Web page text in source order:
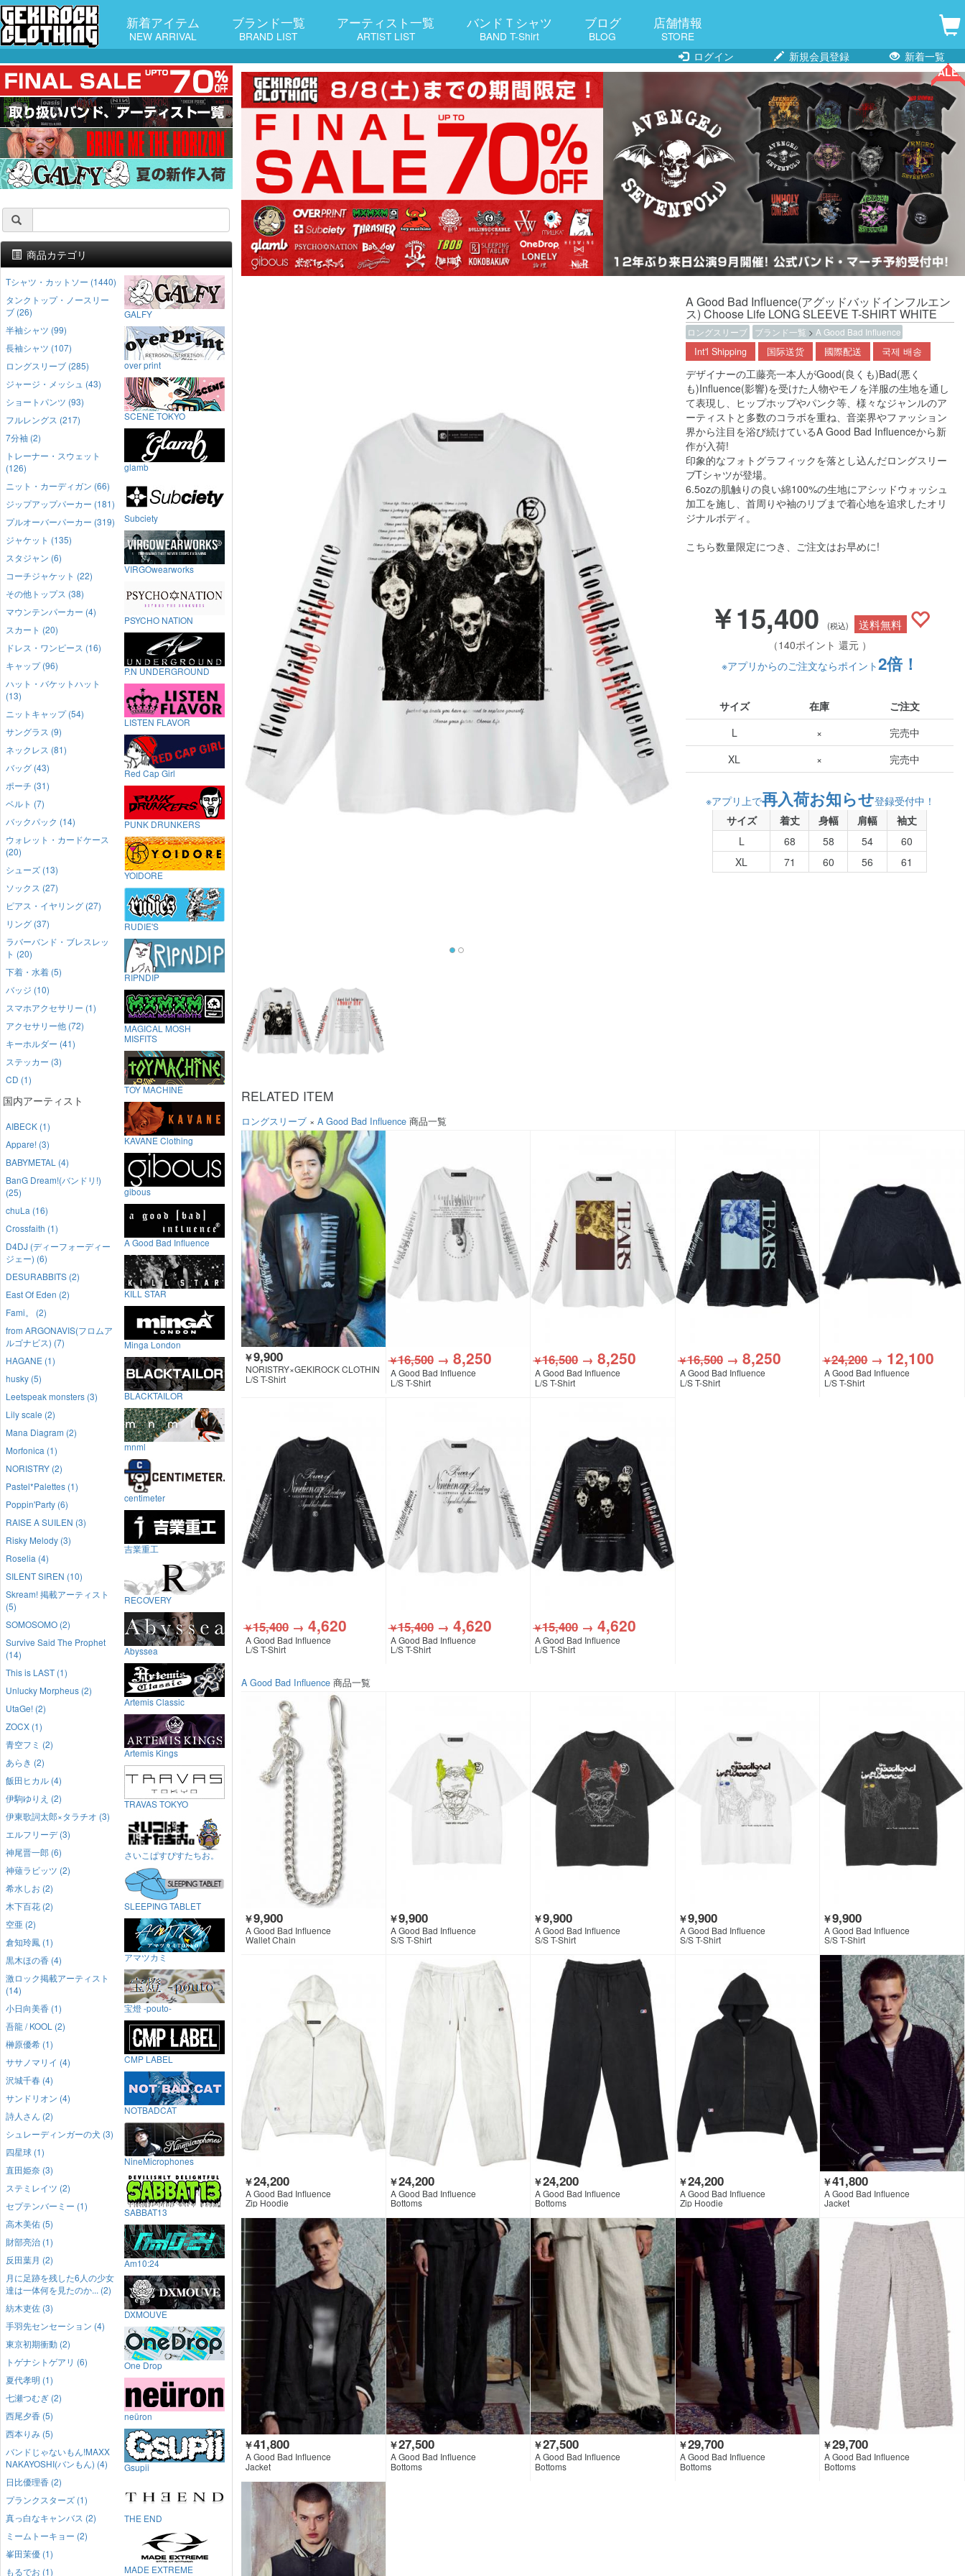
新着アイテム
NEW ARRIVAL
ブランド一覧
BRAND LIST
アーティスト一覧
ARTIST LIST
バンドＴシャツ
BAND T-Shirt
ブログ
BLOG
店舗情報
STORE
ログイン
新規会員登録 新着一覧
A Good Bad Influence(アグッドバッドインフルエン
ス) Choose Life LONG SLEEVE T-SHIRT WHITE
ロングスリーブ ブランド一覧 > A Good Bad Influence
Int'l Shipping 国际送货 國際配送 국제 배송
デザイナーの工藤亮一本人がGood(良くも)Bad(悪く
も)Influence(影響)を受けた人物やモノを洋服の生地を通し
て表現し、ヒップホップやパンク等、様々なジャンルのア
ーティストと多数のコラボを重ね、音楽界やファッション
界から注目を浴び続けているA Good Bad Influenceから新
作が入荷!
印象的なフォトグラフィックを落とし込んだロングスリー
ブTシャツが登場。
6.5ozの肌触りの良い綿100%の生地にアシッドウォッシュ
加工を施し、首周りや袖のリブまで着心地を追求したオリ
ジナルボディ。
こちら数量限定につき、ご注文はお早めに!
￥15,400 (税込) 送料無料
（140ポイント 還元 ）
※アプリからのご注文ならポイント2倍！
サイズ 在庫
ご注文
L
×
完売中
XL
× 完売中
※アプリ上で再入荷お知らせ登録受付中！
サイズ
着丈 身幅 肩幅
袖丈
L
68 58 54
60
XL
71 60 56 61
RELATED ITEM
SALE!!
SALE!!
SALE!!
SALE!!
SALE!!
SALE!!
SALE!!
ロングスリーブ × A Good Bad Influence 商品一覧
￥9,900
NORISTRY×GEKIROCK CLOTHIN
G
L/S T-Shirt
￥16,500→ 8,250
A Good Bad Influence
L/S T-Shirt
￥16,500→8,250
A Good Bad Influence
L/S T-Shirt
￥16,500→ 8,250
A Good Bad Influence
L/S T-Shirt
￥24,200→ 12,100
A Good Bad Influence
L/S T-Shirt
￥15,400 → 4,620
A Good Bad Influence
L/S T-Shirt
￥15,400→ 4,620
A Good Bad Influence
L/S T-Shirt
￥15,400→4,620
A Good Bad Influence
L/S T-Shirt
A Good Bad Influence 商品一覧
￥9,900
A Good Bad Influence
Wallet Chain
￥9,900
A Good Bad Influence
S/S T-Shirt
￥9,900
A Good Bad Influence
S/S T-Shirt
￥9,900
A Good Bad Influence
S/S T-Shirt
￥9,900
A Good Bad Influence
S/S T-Shirt
￥24,200
A Good Bad Influence
Zip Hoodie
￥24,200
A Good Bad Influence
Bottoms
￥24,200
A Good Bad Influence
Bottoms
￥24,200
A Good Bad Influence
Zip Hoodie
￥41,800
A Good Bad Influence
Jacket
￥41,800
A Good Bad Influence
Jacket
￥27,500
A Good Bad Influence
Bottoms
￥27,500
A Good Bad Influence
Bottoms
￥29,700
A Good Bad Influence
Bottoms
￥29,700
A Good Bad Influence
Bottoms
商品カテゴリ
Tシャツ・カットソー (1440)
タンクトップ・ノースリー
ブ (26)
半袖シャツ (99)
長袖シャツ (107)
ロングスリーブ (285)
ジャージ・メッシュ (43)
ショートパンツ (93)
フルレングス (217)
7分袖 (2)
トレーナー・スウェット
(126)
ニット・カーディガン (66)
ジップアップパーカー (181)
プルオーバーパーカー (319)
ジャケット (135)
スタジャン (6)
コーチジャケット (22)
その他トップス (38)
マウンテンパーカー (4)
スカート (20)
ドレス・ワンピース (16)
キャップ (96)
ハット・バケットハット
(13)
ニットキャップ (54)
サングラス (9)
ネックレス (81)
バッグ (43)
ポーチ (31)
ベルト (7)
バックパック (14)
ウォレット・カードケース
(20)
シューズ (13)
ソックス (27)
ピアス・イヤリング (27)
リング (37)
ラバーバンド・ブレスレッ
ト (20)
下着・水着 (5)
バッジ (10)
スマホアクセサリー (1)
アクセサリー他 (72)
キーホルダー (41)
ステッカー (3)
CD (1)
国内アーティスト
AIBECK (1)
Appare! (3)
BABYMETAL (4)
BanG Dream!(バンドリ!)
(25)
chuLa (16)
Crossfaith (1)
D4DJ (ディーフォーディー
ジェー) (6)
DESURABBITS (2)
East Of Eden (2)
Fami。 (2)
from ARGONAVIS(フロムア
ルゴナビス) (7)
HAGANE (1)
husky (5)
Leetspeak monsters (3)
Lily scale (2)
Mana Diagram (2)
Morfonica (1)
NORISTRY (2)
Pastel*Palettes (1)
Poppin'Party (6)
RAISE A SUILEN (3)
Risky Melody (3)
Roselia (4)
SILENT SIREN (10)
Skream! 掲載アーティスト
(5)
SOMOSOMO (2)
Survive Said The Prophet
(14)
This is LAST (1)
Unlucky Morpheus (2)
UtaGe! (2)
ZOCX (1)
青空フミ (2)
あらき (2)
飯田ヒカル (4)
伊駒ゆりえ (2)
伊東歌詞太郎×タラチオ (3)
エルフリーデ (3)
神尾晋一郎 (6)
神薙ラビッツ (2)
希水しお (2)
木下百花 (2)
空亜 (2)
倉知玲鳳 (1)
黒木ほの香 (4)
激ロック掲載アーティスト
(14)
小日向美香 (1)
吾龍 / KOOL (2)
榊原優希 (1)
ササノマリイ (4)
沢城千春 (4)
サンドリオン (4)
詩人さん (2)
シュレーディンガーの犬 (3)
四星球 (1)
直田姫奈 (3)
ステミレイツ (2)
セプテンバーミー (1)
高木美佑 (5)
財部亮治 (1)
反田葉月 (2)
月に足跡を残した6人の少女
達は一体何を見たのか... (2)
紡木吏佐 (3)
手羽先センセーション (4)
東京初期衝動 (2)
トゲナシトゲアリ (6)
夏代孝明 (1)
七瀬つむぎ (2)
西尾夕香 (5)
西本りみ (5)
バンドじゃないもん!MAXX
NAKAYOSHI(バンもん) (4)
日比優理香 (2)
プランクスターズ (1)
真っ白なキャンバス (2)
ミームトーキョー (2)
峯田茉優 (1)
もるでお (1)
GALFY
over print
SCENE TOKYO
glamb
Subciety
VIRGOwearworks
PSYCHO NATION
P.N UNDERGROUND
LISTEN FLAVOR
Red Cap Girl
PUNK DRUNKERS
YOIDORE
RUDIE'S
RIPNDIP
MAGICAL MOSH
MISFITS
TOY MACHINE
KAVANE Clothing
gibous
A Good Bad Influence
KILL STAR
Minga London
BLACKTAILOR
mnml
centimeter
吉業重工
RECOVERY
Abyssea
Artemis Classic
Artemis Kings
TRAVAS TOKYO
さいこぱすぴすたちお。
SLEEPING TABLET
アマツカミ
宝燈 -pouto-
CMP LABEL
NOTBADCAT
NineMicrophones
SABBAT13
Am10:24
DXMOUVE
One Drop
neüron
Gsupii
THE END
MADE EXTREME